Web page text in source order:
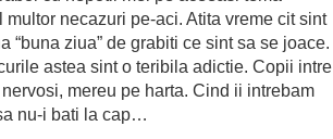
necazuri pe-aci. Atita vreme cit sint
ziua” de grabiti ce sint sa se joace.
astea sint o teribila adictie. Copii intre
mereu pe harta. Cind ii intrebam
nu-i bati la cap…